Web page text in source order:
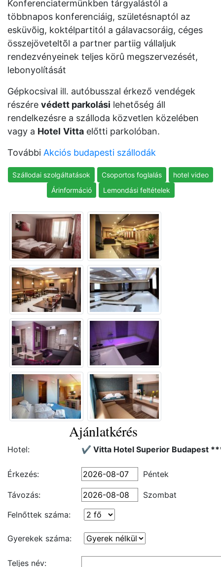
Konferenciatermünkben tárgyalástól a
többnapos konferenciáig, születésnaptól az
esküvõig, koktélpartitól a gálavacsoráig, céges
összejöveteltõl a partner partiig vállaljuk
rendezvényeinek teljes körû megszervezését,
lebonyolítását
Gépkocsival ill. autóbusszal érkező vendégek
részére védett parkolási lehetőség áll
rendelkezésre a szálloda közvetlen közelében
vagy a Hotel Vitta előtti parkolóban.
További Akciós budapesti szállodák
Szállodai szolgáltatások Csoportos foglalás
hotel video
Árinformáció
Lemondási feltételek
Ajánlatkérés
Hotel: ✔️ Vitta Hotel Superior Budapest
Érkezés: Péntek
Távozás:
Szombat
Felnőttek száma:
Gyerekek száma:
Teljes név: